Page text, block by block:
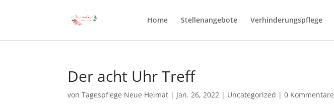
Home Stellenangebote Verhinderungspflege
Der acht Uhr Treff
vonTagespflege Neue Heimat | Jan. 26, 2022 | Uncategorized |0 Kommentare